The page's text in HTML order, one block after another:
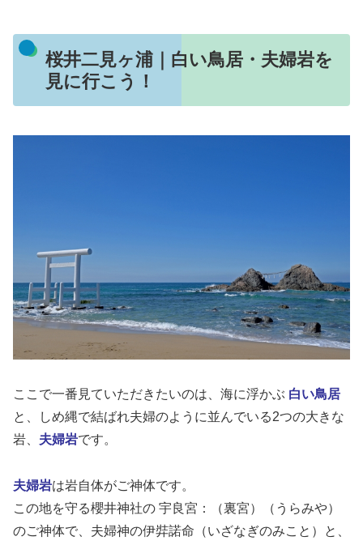
桜井二見ヶ浦｜白い鳥居・夫婦岩を
見に行こう！
ここで一番見ていただきたいのは、海に浮かぶ 白い鳥居
と、しめ縄で結ばれ夫婦のように並んでいる2つの大きな
岩、 夫婦岩です。
夫婦岩は岩自体がご神体です。
この地を守る櫻井神社の 宇良宮：（裏宮）（うらみや）
のご神体で、夫婦神の伊弉諾命（いざなぎのみこと）と、